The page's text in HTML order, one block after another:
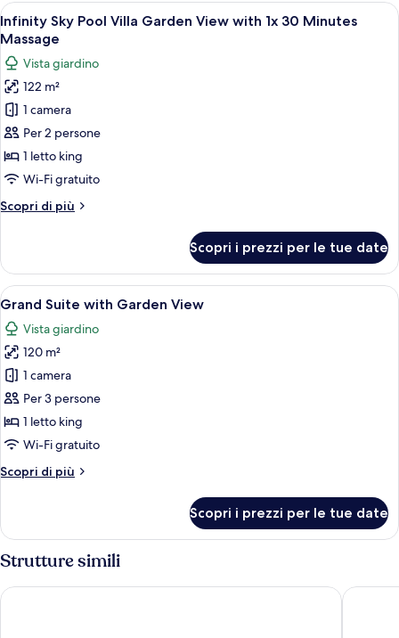
Apri
tutte
le
foto
per
Infinity
Sky
Pool
Villa
View
30
Minutes
Massage
Una camera d'albergo moderna con
5
Infinity Sky Pool Villa Garden View with 1x 30 Minutes
Massage
Vista giardino
122 m²
1 camera
Per 2 persone
1 letto king
Wi-Fi gratuito
Scopri di più
Altri
Sky
Pool
Villa
Garden
View
with
1x
30
Minutes
Massage
Scopri i prezzi per le tue date
Apri
tutte
le
foto
per
Grand
Suite
with
Garden
View
Una camera d'albergo con un letto,
3
Grand Suite with Garden View
Vista giardino
120 m²
1 camera
Per 3 persone
1 letto king
Wi-Fi gratuito
Scopri di più
Altri
Suite
with
Garden
View
Scopri i prezzi per le tue date
Strutture simili
The Meru Sanur Hyatt